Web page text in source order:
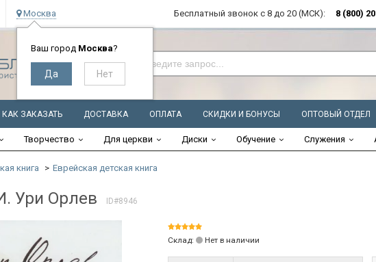
Москва
Ваш город Москва?
Бесплатный звонок с 8 до 20 (МСК): 8 (800)
КАК ЗАКАЗАТЬ ДОСТАВКА ОПЛАТА СКИДКИ И БОНУСЫ ОПТОВЫЙ ОТДЕЛ
Творчество Для церкви Диски Обучение Служения
книга Еврейская детская книга
Ури Орлев ID#8946
Склад: Нет в наличии